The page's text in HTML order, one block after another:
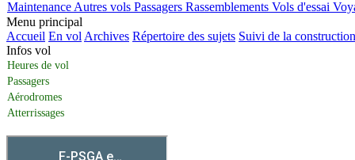
Maintenance Autres vols Passagers Rassemblements Vols d'essai
Menu principal
Accueil En vol Archives Répertoire des sujets Suivi de la construction
Infos vol
Heures de vol
Passagers
Aérodromes
Atterrissages